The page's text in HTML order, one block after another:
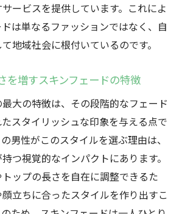
ェードによる個性的なスタイリン
ェードと相性の良いファッション
目されるスキンフェードとその影
若者たちの間でのスキンフェード
ンフェードを取り入れた新しい自
ェードで自己表現を楽しむ方法
ービスを提供しています。これによ
は単なるファッションではなく、自
地域社会に根付いているのです。
を増すスキンフェードの特徴
大の特徴は、その段階的なフェード
スタイリッシュな印象を与える点で
男性がこのスタイルを選ぶ理由は、
つ視覚的なインパクトにあります。
ップの長さを自在に調整できるた
立ちに合ったスタイルを作り出すこ